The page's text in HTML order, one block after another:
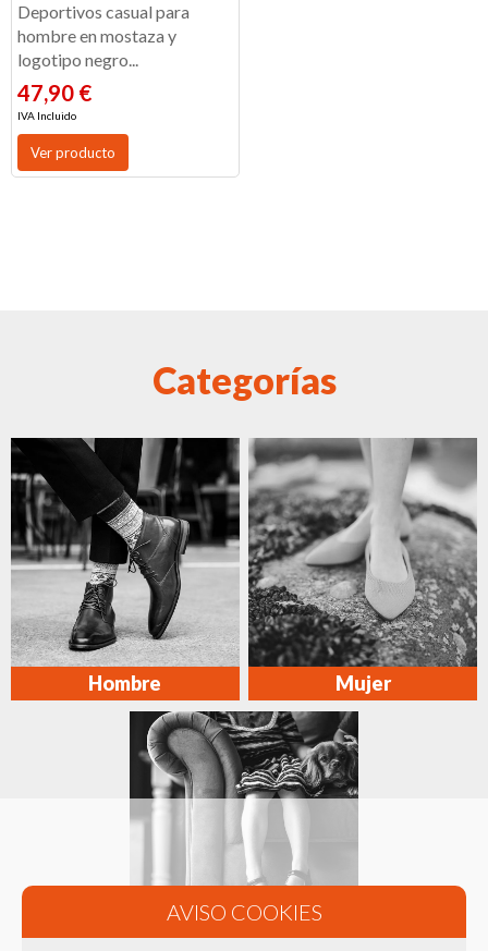
Deportivos casual para
hombre en mostaza y
logotipo negro...
47,90 €
IVA Incluido
Ver producto
Categorías
Hombre Mujer